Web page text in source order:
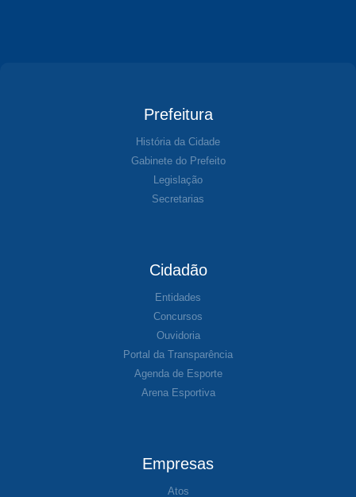
Prefeitura
História da Cidade
Gabinete do Prefeito
Legislação
Secretarias
Cidadão
Entidades
Concursos
Ouvidoria
Portal da Transparência
Agenda de Esporte
Arena Esportiva
Empresas
Atos